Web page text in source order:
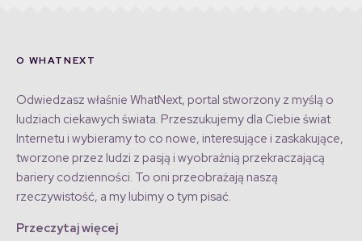
O WHATNEXT
Odwiedzasz właśnie WhatNext, portal stworzony z myślą o
ludziach ciekawych świata. Przeszukujemy dla Ciebie świat
Internetu i wybieramy to co nowe, interesujące i zaskakujące,
tworzone przez ludzi z pasją i wyobraźnią przekraczającą
bariery codzienności. To oni przeobrażają naszą
rzeczywistość, a my lubimy o tym pisać.
Przeczytaj więcej